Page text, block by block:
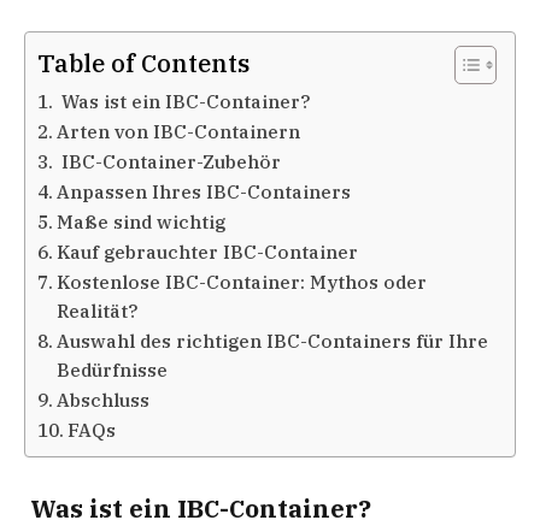
Table of Contents
Was ist ein IBC-Container?
Arten von IBC-Containern
IBC-Container-Zubehör
Anpassen Ihres IBC-Containers
Maße sind wichtig
Kauf gebrauchter IBC-Container
Kostenlose IBC-Container: Mythos oder
Realität?
Auswahl des richtigen IBC-Containers für Ihre
Bedürfnisse
Abschluss
FAQs
Was ist ein IBC-Container?